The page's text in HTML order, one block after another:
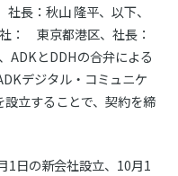
長：秋山 隆平、以下、
： 東京都港区、社長：
ADKとDDHの合弁による
デジタル・コミュニケ
立することで、契約を締
1日の新会社設立、10月1